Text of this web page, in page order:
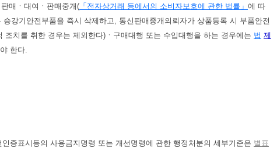
매ㆍ대여ㆍ판매중개( 「전자상거래 등에서의 소비자보호에 관한 법률」 에 따
강기안전부품을 즉시 삭제하고, 통신판매중개의뢰자가 상품등록 시 부품안전
치를 취한 경우는 제외한다)ㆍ구매대행 또는 수입대행을 하는 경우에는 법 제
한다.
증표시등의 사용금지명령 또는 개선명령에 관한 행정처분의 세부기준은 별표